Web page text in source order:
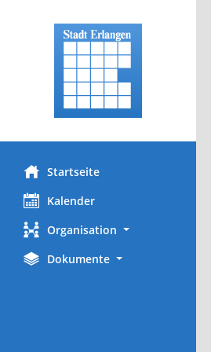
Startseite
Kalender
Organisation
Dokumente